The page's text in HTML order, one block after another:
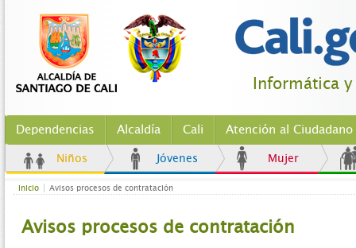
Informática
Dependencias Alcaldía Cali Atención al Ciudadano
Niños Jóvenes Mujer
Inicio Avisos procesos de contratación
Avisos procesos de contratación